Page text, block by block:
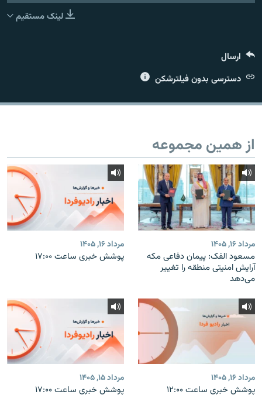
لینک مستقیم
ارسال
دسترسی بدون فیلترشکن
از همین مجموعه
مرداد ۱۶, ۱۴۰۵
مسعود الفک: پیمان دفاعی مکه
آرایش امنیتی منطقه را تغییر
می‌دهد
مرداد ۱۶, ۱۴۰۵
پوشش خبری ساعت ۱۷:۰۰
مرداد ۱۶, ۱۴۰۵
پوشش خبری ساعت ۱۲:۰۰
مرداد ۱۵, ۱۴۰۵
پوشش خبری ساعت ۱۷:۰۰